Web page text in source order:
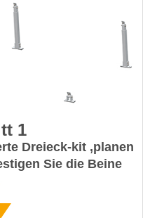
1
Dreieck-kit ,planen
Sie die Beine